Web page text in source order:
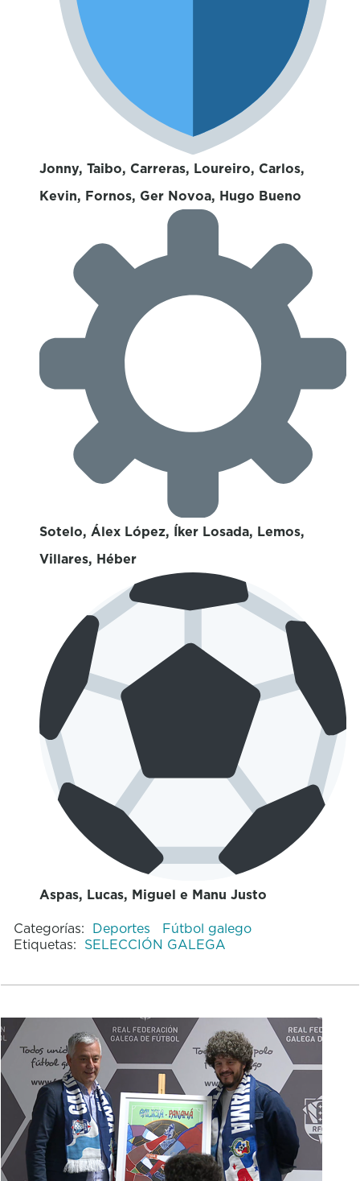
Jonny, Taibo, Carreras, Loureiro, Carlos,
Kevin, Fornos, Ger Novoa, Hugo Bueno
Sotelo, Álex López, Íker Losada, Lemos,
Villares, Héber
Aspas, Lucas, Miguel e Manu Justo
Categorías: Deportes
Fútbol galego
Etiquetas: SELECCIÓN GALEGA